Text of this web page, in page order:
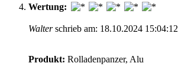
Wertung:
Walter schrieb am: 18.10.2024 15:04:12
Produkt: Rolladenpanzer, Alu